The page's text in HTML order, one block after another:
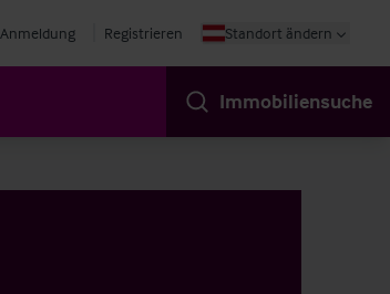
Anmeldung Registrieren Standort ändern
Immobiliensuche